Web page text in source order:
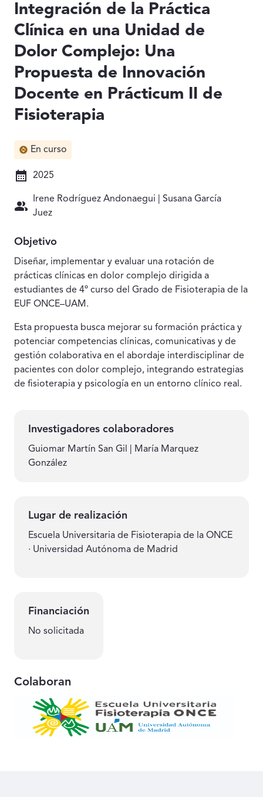
Integración de la Práctica
Clínica en una Unidad de
Dolor Complejo: Una
Propuesta de Innovación
Docente en Prácticum II de
Fisioterapia
En curso
2025
Irene Rodríguez Andonaegui | Susana García
Juez
Objetivo
Diseñar, implementar y evaluar una rotación de
prácticas clínicas en dolor complejo dirigida a
estudiantes de 4º curso del Grado de Fisioterapia de la
EUF ONCE–UAM.
Esta propuesta busca mejorar su formación práctica y
potenciar competencias clínicas, comunicativas y de
gestión colaborativa en el abordaje interdisciplinar de
pacientes con dolor complejo, integrando estrategias
de fisioterapia y psicología en un entorno clínico real.
Investigadores colaboradores
Guiomar Martín San Gil | María Marquez
González
Lugar de realización
Escuela Universitaria de Fisioterapia de la ONCE
· Universidad Autónoma de Madrid
Financiación
No solicitada
Colaboran